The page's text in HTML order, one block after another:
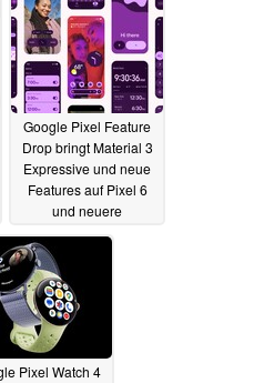
Google Pixel Feature
Drop bringt Material 3
Expressive und neue
Features auf Pixel 6
und neuere
03.09.2025
Pixel Watch 4